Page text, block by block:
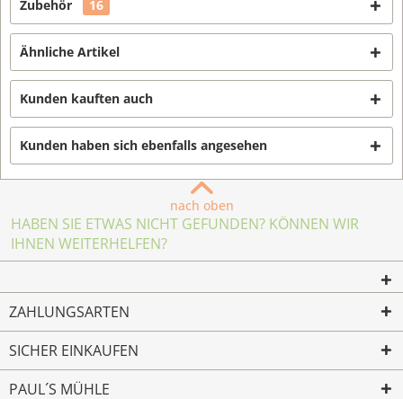
Zubehör 16
Ähnliche Artikel
Kunden kauften auch
Kunden haben sich ebenfalls angesehen
nach oben
HABEN SIE ETWAS NICHT GEFUNDEN? KÖNNEN WIR
IHNEN WEITERHELFEN?
ZAHLUNGSARTEN
SICHER EINKAUFEN
PAUL´S MÜHLE